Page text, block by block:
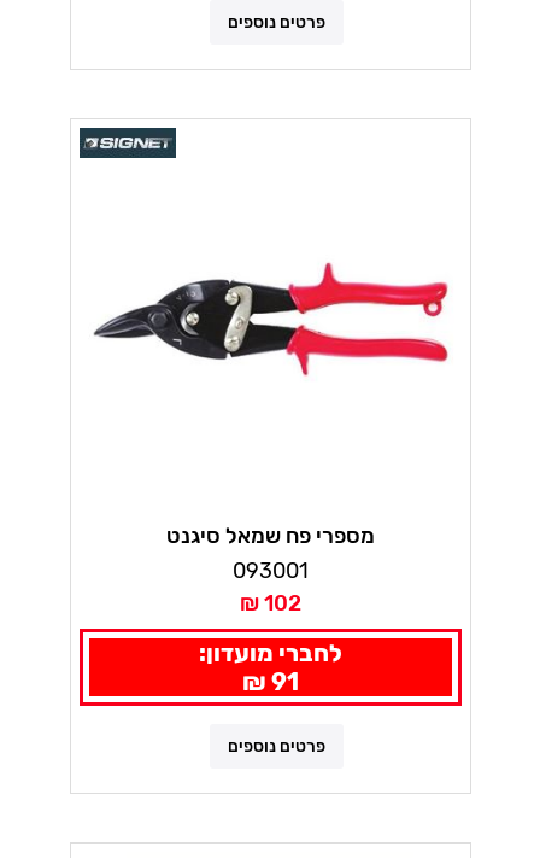
פרטים נוספים
מספרי פח שמאל סיגנט
093001
102 ₪
לחברי מועדון:
91 ₪
פרטים נוספים